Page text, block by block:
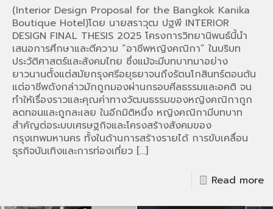
(Interior Design Proposal for the Bangkok Kanika
Boutique Hotel)โดย นายสราวุฒ ปฐพี INTERIOR
DESIGN FINAL THESIS 2025 โครงการวิทยานิพนธ์นี้นำ
เสนอการศึกษาและตีความ “อาชีพหญิงคณิกา” ในบริบท
ประวัติศาสตร์และสังคมไทย ซึ่งแม้จะมีบทบาทมาอย่าง
ยาวนานตั้งแต่สมัยกรุงศรีอยุธยาจนถึงรัตนโกสินทร์ตอนต้น
แต่อาชีพดังกล่าวมักถูกมองผ่านกรอบศีลธรรมและอคติ จน
ทำให้เรื่องราวและคุณค่าทางวัฒนธรรมของหญิงคณิกาถูก
ลดทอนและถูกละเลย ในอีกมิติหนึ่ง หญิงคณิกามีบทบาท
สำคัญต่อระบบเศรษฐกิจและโครงสร้างสังคมของ
กรุงเทพมหานคร ทั้งในด้านการสร้างรายได้ การขับเคลื่อน
ธุรกิจบันเทิงและการท่องเที่ยว […]
Read more